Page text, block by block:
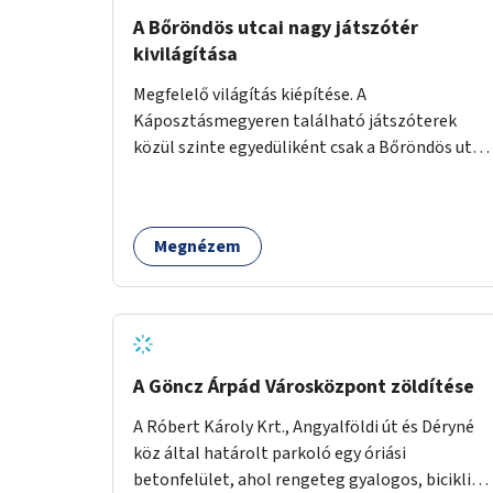
A Bőröndös utcai nagy játszótér
kivilágítása
Megfelelő világítás kiépítése. A
Káposztásmegyeren található játszóterek
közül szinte egyedüliként csak a Bőröndös utca
miatt a őszi és téli hónapokban nem lehet ide
járni a gyerekekkel.
Megnézem
A Göncz Árpád Városközpont zöldítése
A Róbert Károly Krt., Angyalföldi út és Déryné
köz által határolt parkoló egy óriási
betonfelület, ahol rengeteg gyalogos, biciklis